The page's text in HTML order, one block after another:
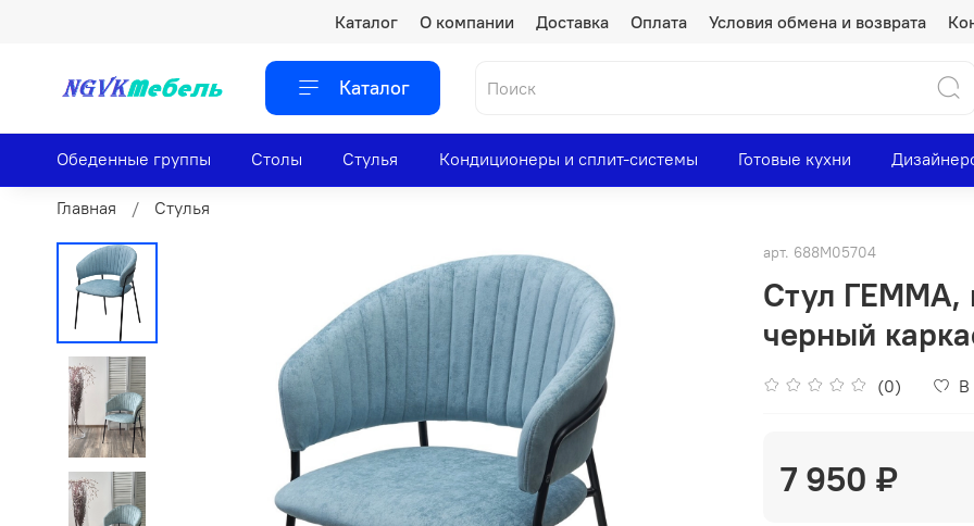
Каталог О компании Доставка Оплата Условия обмена и возврата
Каталог
Обеденные группы Столы Стулья Кондиционеры и сплит-системы Готовые кухни
Главная Стулья
арт. 688M05704
Стул ГЕММА,
черный
(0) В
7 950 ₽